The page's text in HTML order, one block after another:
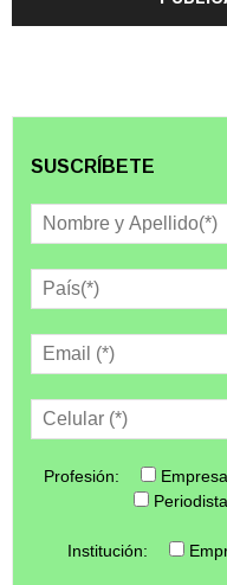
SUSCRÍBETE
Profesión:
Periodista
Institución: